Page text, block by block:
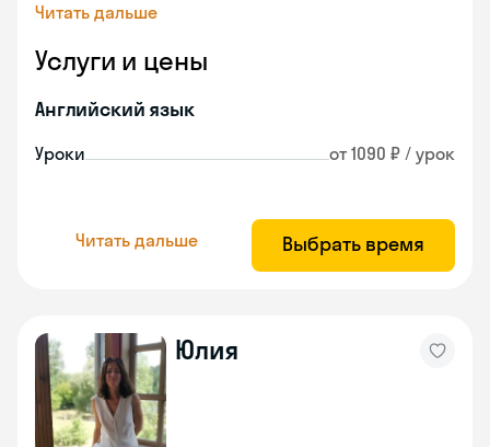
Читать дальше
Услуги и цены
Английский язык
Уроки от 1090 ₽ / урок
Читать дальше Выбрать время
Юлия